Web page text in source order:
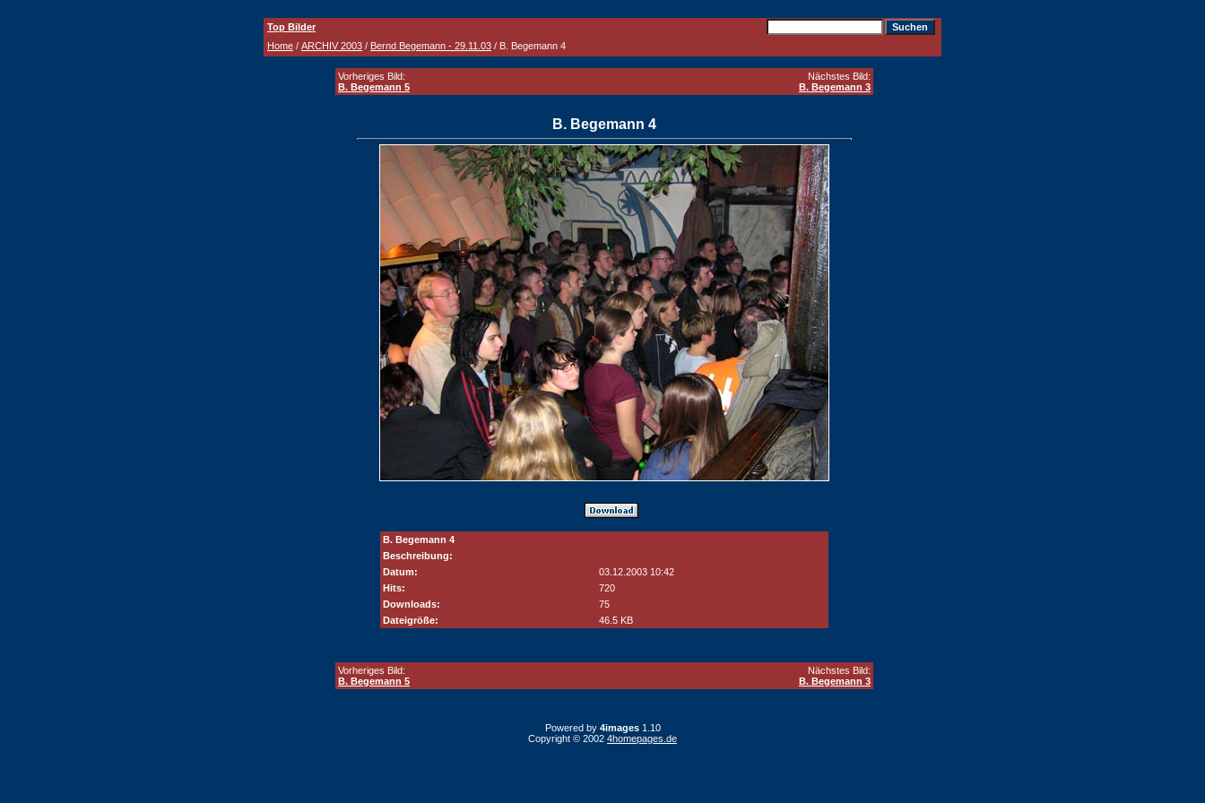
Top Bilder
Home / ARCHIV 2003 / Bernd Begemann - 29.11.03 / B. Begemann 4
Vorheriges Bild:
B. Begemann 5
Nächstes Bild:
B. Begemann 3
B. Begemann 4
B. Begemann 4
Beschreibung:
Datum:
03.12.2003 10:42
Hits:
720
Downloads:
75
Dateigröße:
46.5 KB
Vorheriges Bild:
B. Begemann 5
Nächstes Bild:
B. Begemann 3
Powered by 4images1.10
Copyright © 2002 4homepages.de